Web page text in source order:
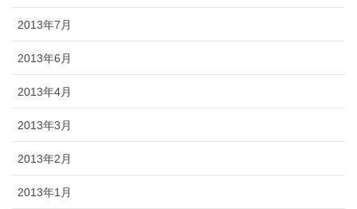
2013年7月
2013年6月
2013年4月
2013年3月
2013年2月
2013年1月